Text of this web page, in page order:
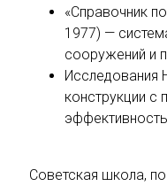
«Справочник
1977) —
сооружений и
Исследования
конструкции с
Советская школа,